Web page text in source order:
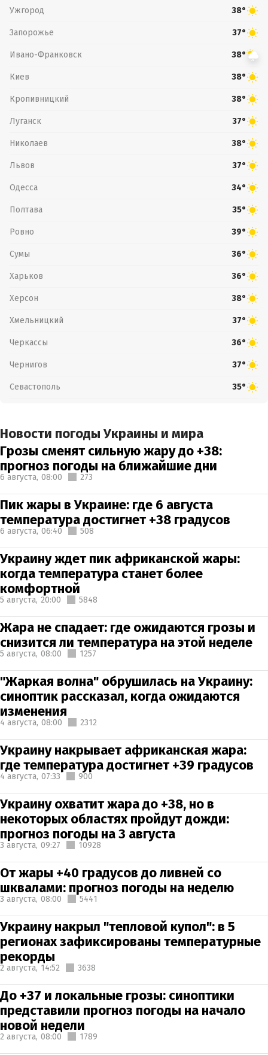
Ужгород 38°
Запорожье 37°
Ивано-Франковск 38°
Киев 38°
Кропивницкий 38°
Луганск 37°
Николаев 38°
Львов 37°
Одесса 34°
Полтава 35°
Ровно 39°
Сумы 36°
Харьков 36°
Херсон 38°
Хмельницкий 37°
Черкассы 36°
Чернигов 37°
Севастополь 35°
Новости погоды Украины и мира
Грозы сменят сильную жару до +38:
прогноз погоды на ближайшие дни
6 августа, 08:00 273
Пик жары в Украине: где 6 августа
температура достигнет +38 градусов
6 августа, 06:40 508
Украину ждет пик африканской жары:
когда температура станет более
комфортной
5 августа, 20:00 5848
Жара не спадает: где ожидаются грозы и
снизится ли температура на этой неделе
5 августа, 08:00 1257
"Жаркая волна" обрушилась на Украину:
синоптик рассказал, когда ожидаются
изменения
4 августа, 08:00 2312
Украину накрывает африканская жара:
где температура достигнет +39 градусов
4 августа, 07:33 900
Украину охватит жара до +38, но в
некоторых областях пройдут дожди:
прогноз погоды на 3 августа
3 августа, 09:27 10928
От жары +40 градусов до ливней со
шквалами: прогноз погоды на неделю
3 августа, 08:00 5441
Украину накрыл "тепловой купол": в 5
регионах зафиксированы температурные
рекорды
2 августа, 14:52 3638
До +37 и локальные грозы: синоптики
представили прогноз погоды на начало
новой недели
2 августа, 08:00 1789